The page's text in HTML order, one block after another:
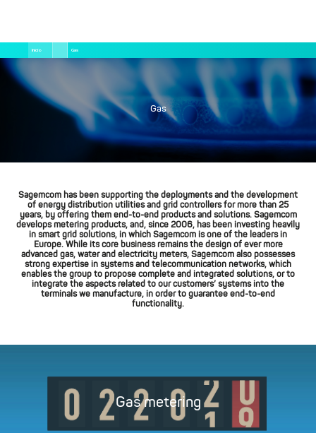
para
o
conteúdo
principal
de
navegação
Início Gas
Gas
Sagemcom has been supporting the deployments and the development
of energy distribution utilities and grid controllers for more than 25
years, by offering them end-to-end products and solutions. Sagemcom
develops metering products, and, since 2006, has been investing heavily
in smart grid solutions, in which Sagemcom is one of the leaders in
Europe. While its core business remains the design of ever more
advanced gas, water and electricity meters, Sagemcom also possesses
strong expertise in systems and telecommunication networks, which
enables the group to propose complete and integrated solutions, or to
integrate the aspects related to our customers’ systems into the
terminals we manufacture, in order to guarantee end-to-end
functionality.
Gas metering